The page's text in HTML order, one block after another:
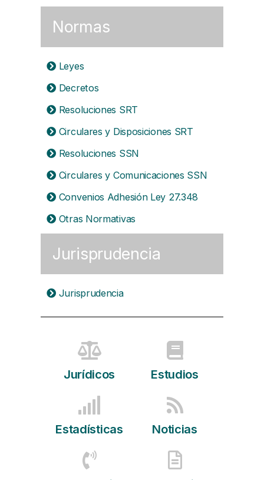
Normas
Leyes
Decretos
Resoluciones SRT
Circulares y Disposiciones SRT
Resoluciones SSN
Circulares y Comunicaciones SSN
Convenios Adhesión Ley 27.348
Otras Normativas
Jurisprudencia
Jurisprudencia
Jurídicos Estudios
Estadísticas Noticias